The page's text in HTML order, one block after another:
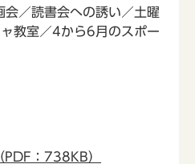
／読書会への誘い／土曜
教室／4から6月のスポー
：738KB）